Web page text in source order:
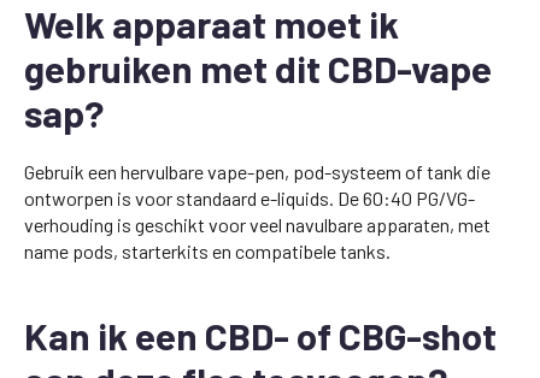
Welk apparaat moet ik
gebruiken met dit CBD-vape
sap?
Gebruik een hervulbare vape-pen, pod-systeem of tank die
ontworpen is voor standaard e-liquids. De 60:40 PG/VG-
verhouding is geschikt voor veel navulbare apparaten, met
name pods, starterkits en compatibele tanks.
Kan ik een CBD- of CBG-shot